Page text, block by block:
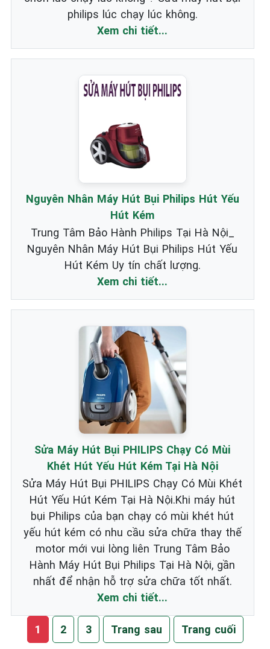
philips lúc chạy lúc không.
Xem chi tiết...
Nguyên Nhân Máy Hút Bụi Philips Hút Yếu
Hút Kém
Trung Tâm Bảo Hành Philips Tại Hà Nội_
Nguyên Nhân Máy Hút Bụi Philips Hút Yếu
Hút Kém Uy tín chất lượng.
Xem chi tiết...
Sửa Máy Hút Bụi PHILIPS Chạy Có Mùi
Khét Hút Yếu Hút Kém Tại Hà Nội
Sửa Máy Hút Bụi PHILIPS Chạy Có Mùi Khét
Hút Yếu Hút Kém Tại Hà Nội.Khi máy hút
bụi Philips của bạn chạy có mùi khét hút
yếu hút kém có nhu cầu sửa chữa thay thế
motor mới vui lòng liên Trung Tâm Bảo
Hành Máy Hút Bụi Philips Tại Hà Nội, gần
nhất để nhận hỗ trợ sửa chữa tốt nhất.
Xem chi tiết...
1 2 3 Trang sau Trang cuối